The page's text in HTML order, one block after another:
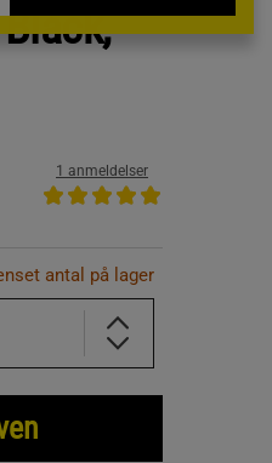
1 anmeldelser
antal på lager